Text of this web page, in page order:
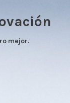
mejor.